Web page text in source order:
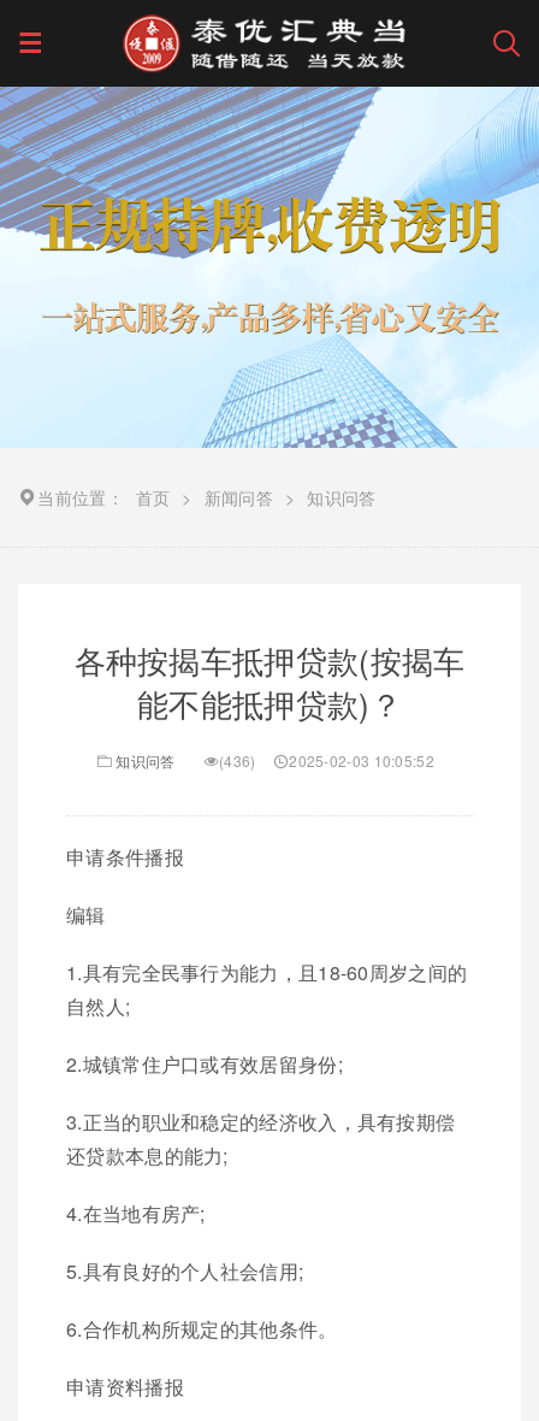
当前位置： 首页 > 新闻问答 > 知识问答
各种按揭车抵押贷款(按揭车
能不能抵押贷款)？
知识问答 (436) 2025-02-03 10:05:52
申请条件播报
编辑
1.具有完全民事行为能力，且18-60周岁之间的
自然人;
2.城镇常住户口或有效居留身份;
3.正当的职业和稳定的经济收入，具有按期偿
还贷款本息的能力;
4.在当地有房产;
5.具有良好的个人社会信用;
6.合作机构所规定的其他条件。
申请资料播报